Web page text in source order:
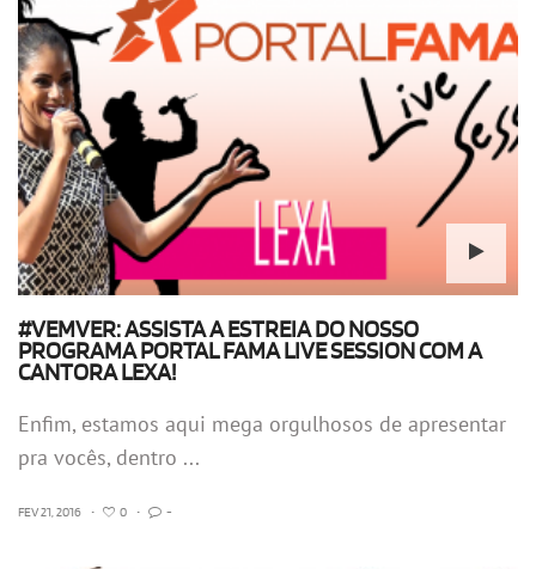
#VEMVER: ASSISTA A ESTREIA DO NOSSO
PROGRAMA PORTAL FAMA LIVE SESSION COM A
CANTORA LEXA!
Enfim, estamos aqui mega orgulhosos de apresentar
pra vocês, dentro ...
FEV 21, 2016 • 0 • -